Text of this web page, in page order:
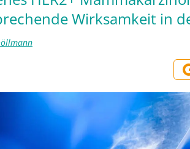
Wirksamkeit in